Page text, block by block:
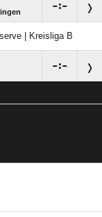
:
| Kreisliga B
: